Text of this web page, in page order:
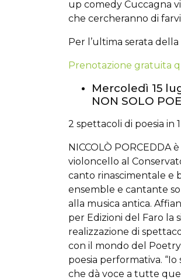
up comedy Cuccagna
che cercheranno di
Per l’ultima serata
Prenotazione gratuita
Mercoledì 15
NON SOLO
2 spettacoli di poesia in
NICCOLÒ PORCEDDA
violoncello al
canto rinascimentale e
ensemble e cantante
alla musica antica.
per Edizioni del Faro la
realizzazione di
con il mondo del
poesia performativa.
che dà voce a tutte